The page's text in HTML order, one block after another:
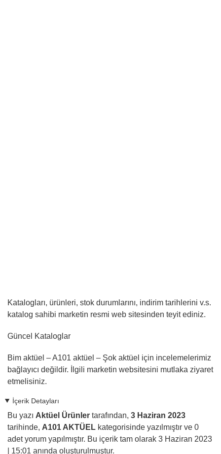
Katalogları, ürünleri, stok durumlarını, indirim tarihlerini v.s.
katalog sahibi marketin resmi web sitesinden teyit ediniz.
Güncel Kataloglar
Bim aktüel – A101 aktüel – Şok aktüel için incelemelerimiz
bağlayıcı değildir. İlgili marketin websitesini mutlaka ziyaret
etmelisiniz.
İçerik Detayları
Bu yazı Aktüel Ürünler tarafından, 3 Haziran 2023
tarihinde, A101 AKTÜEL kategorisinde yazılmıştır ve 0
adet yorum yapılmıştır. Bu içerik tam olarak 3 Haziran 2023
| 15:01 anında oluşturulmuştur.